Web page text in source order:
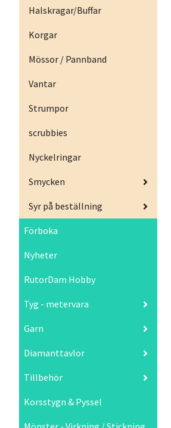
Halskragar/Buffar
Korgar
Mössor / Pannband
Vantar
Strumpor
scrubbies
Nyckelringar
Smycken
Syr på beställning
Förboka
Nyheter
RutorDam Hobby
Tyg - metervara
Garn
Diamanttavlor
Tillbehör
Korsstygn & Pyssel